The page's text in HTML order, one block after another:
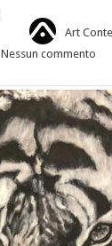
Art
Nessun commento